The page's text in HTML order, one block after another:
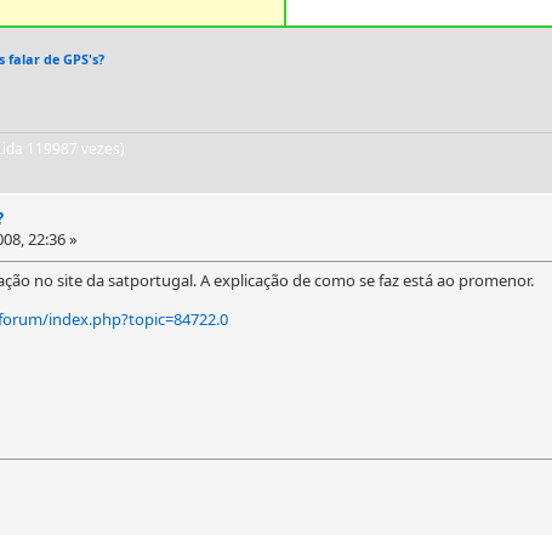
falar de GPS's?
119987 vezes)
22:36 »
no site da satportugal. A explicação de como se faz está ao promenor.
index.php?topic=84722.0